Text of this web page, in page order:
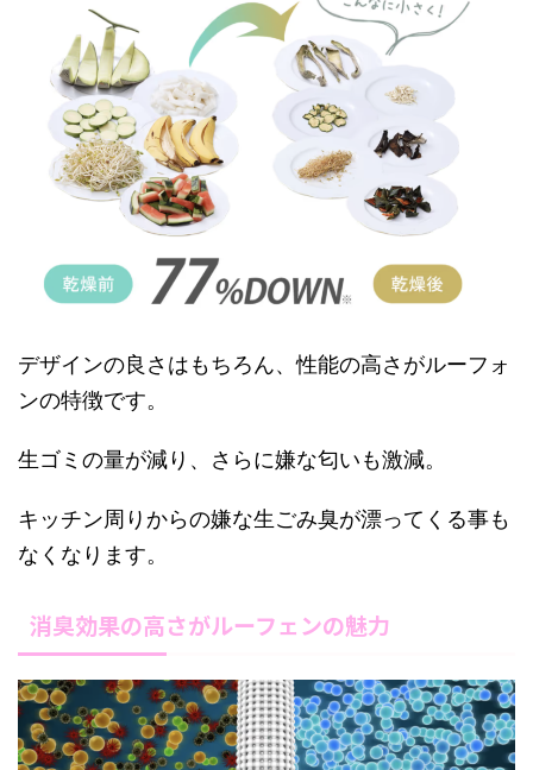
デザインの良さはもちろん、性能の高さがルーフォ
ンの特徴です。
生ゴミの量が減り、さらに嫌な匂いも激減。
キッチン周りからの嫌な生ごみ臭が漂ってくる事も
なくなります。
消臭効果の高さがルーフェンの魅力